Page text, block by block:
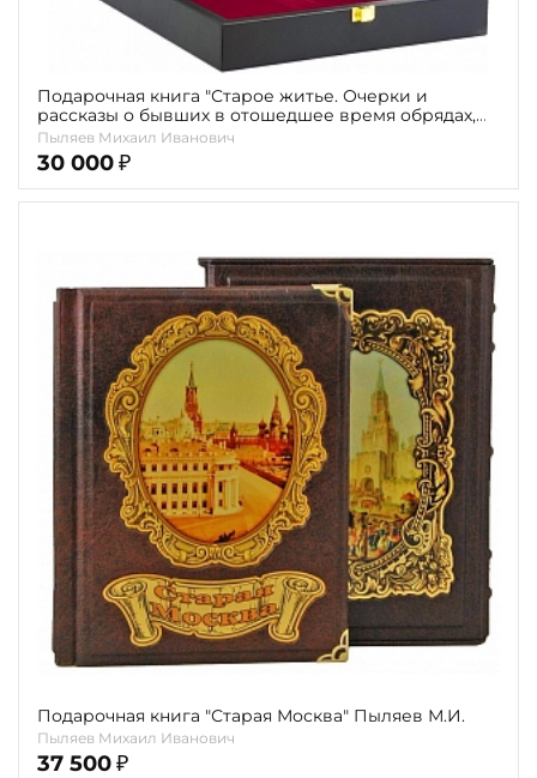
Подарочная книга "Старое житье. Очерки и
рассказы о бывших в отошедшее время обрядах,
обычаях и порядках. Михаил Пыляев"
Пыляев Михаил Иванович
30 000 ₽
Подарочная книга "Старая Москва" Пыляев М.И.
Пыляев Михаил Иванович
37 500 ₽